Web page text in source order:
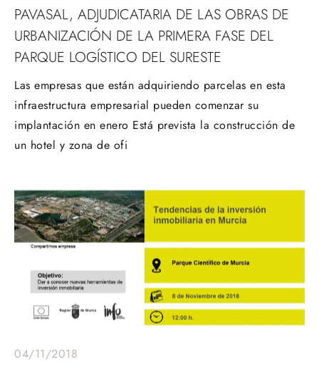
PAVASAL, ADJUDICATARIA DE LAS OBRAS DE
URBANIZACIÓN DE LA PRIMERA FASE DEL
PARQUE LOGÍSTICO DEL SURESTE
Las empresas que están adquiriendo parcelas en esta
infraestructura empresarial pueden comenzar su
implantación en enero Está prevista la construcción de
un hotel y zona de ofi
04/11/2018